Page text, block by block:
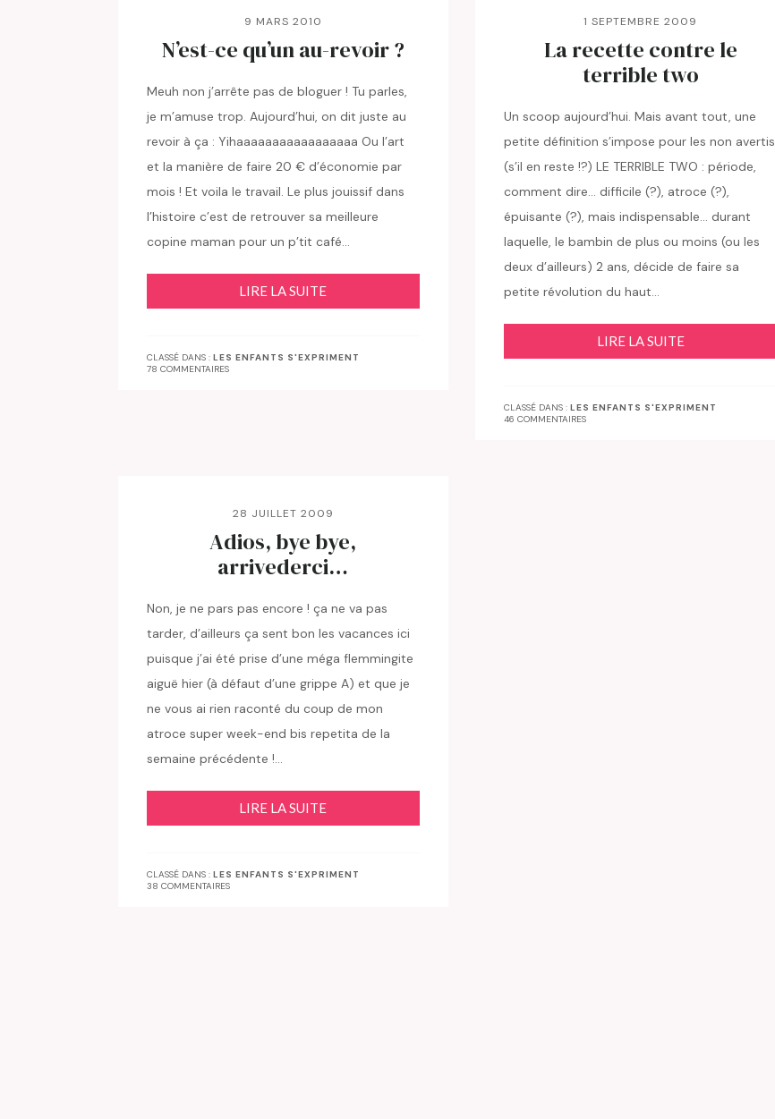
9 MARS 2010
N’est-ce qu’un au-revoir ?
Meuh non j’arrête pas de bloguer ! Tu parles,
je m’amuse trop. Aujourd’hui, on dit juste au
revoir à ça : Yihaaaaaaaaaaaaaaaaa Ou l’art
et la manière de faire 20 € d’économie par
mois ! Et voila le travail. Le plus jouissif dans
l’histoire c’est de retrouver sa meilleure
copine maman pour un p’tit café…
LIRE LA SUITE
CLASSÉ DANS : LES ENFANTS S'EXPRIMENT
78 COMMENTAIRES
1 SEPTEMBRE 2009
La recette contre le
terrible two
Un scoop aujourd’hui. Mais avant tout, une
petite définition s’impose pour les non avertis
(s’il en reste !?) LE TERRIBLE TWO : période,
comment dire… difficile (?), atroce (?),
épuisante (?), mais indispensable… durant
laquelle, le bambin de plus ou moins (ou les
deux d’ailleurs) 2 ans, décide de faire sa
petite révolution du haut…
LIRE LA SUITE
CLASSÉ DANS :LES ENFANTS S'EXPRIMENT
46 COMMENTAIRES
28 JUILLET 2009
Adios, bye bye,
arrivederci…
Non, je ne pars pas encore ! ça ne va pas
tarder, d’ailleurs ça sent bon les vacances ici
puisque j’ai été prise d’une méga flemmingite
aiguë hier (à défaut d’une grippe A) et que je
ne vous ai rien raconté du coup de mon
atroce super week-end bis repetita de la
semaine précédente !…
LIRE LA SUITE
CLASSÉ DANS : LES ENFANTS S'EXPRIMENT
38 COMMENTAIRES